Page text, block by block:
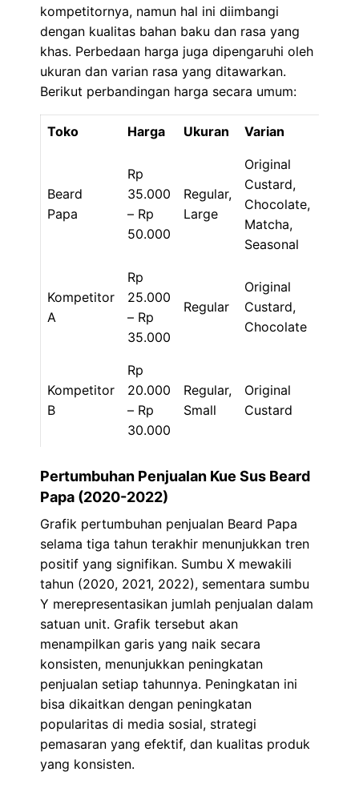
kompetitornya, namun hal ini diimbangi
dengan kualitas bahan baku dan rasa yang
khas. Perbedaan harga juga dipengaruhi oleh
ukuran dan varian rasa yang ditawarkan.
Berikut perbandingan harga secara umum:
Toko Harga Ukuran Varian
Beard
Papa
Rp
35.000
– Rp
50.000
Regular,
Large
Original
Custard,
Chocolate,
Matcha,
Seasonal
Kompetitor
A
Rp
25.000
– Rp
35.000
Regular
Original
Custard,
Chocolate
Kompetitor
B
Rp
20.000
– Rp
30.000
Regular,
Small
Original
Custard
Pertumbuhan Penjualan Kue Sus Beard
Papa (2020-2022)
Grafik pertumbuhan penjualan Beard Papa
selama tiga tahun terakhir menunjukkan tren
positif yang signifikan. Sumbu X mewakili
tahun (2020, 2021, 2022), sementara sumbu
Y merepresentasikan jumlah penjualan dalam
satuan unit. Grafik tersebut akan
menampilkan garis yang naik secara
konsisten, menunjukkan peningkatan
penjualan setiap tahunnya. Peningkatan ini
bisa dikaitkan dengan peningkatan
popularitas di media sosial, strategi
pemasaran yang efektif, dan kualitas produk
yang konsisten.